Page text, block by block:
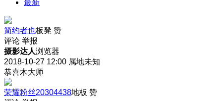
最新
简约者也板凳 赞
评论 举报
摄影达人浏览器
2018-10-27 12:00 属地未知
恭喜木大师
荣耀粉丝20304438地板 赞